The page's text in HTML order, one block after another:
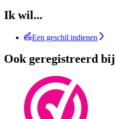
Ik wil...
Een geschil indienen
Ook geregistreerd bij